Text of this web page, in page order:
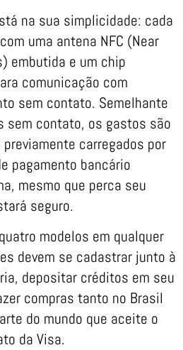
na sua simplicidade: cada
uma antena NFC (Near
embutida e um chip
comunicação com
sem contato. Semelhante
sem contato, os gastos são
carregados por
pagamento bancário
mesmo que perca seu
seguro.
modelos em qualquer
devem se cadastrar junto à
depositar créditos em seu
compras tanto no Brasil
do mundo que aceite o
da Visa.